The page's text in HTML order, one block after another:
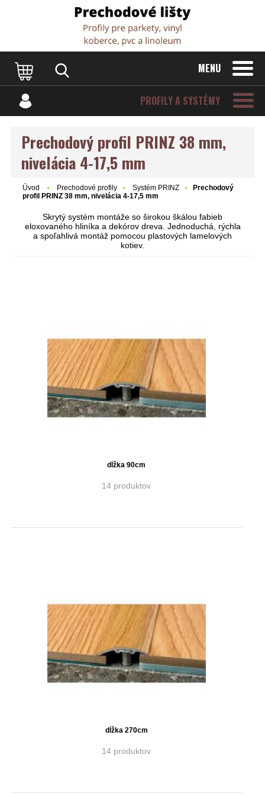
MENU
PROFILY A SYSTÉMY
Prechodový profil PRINZ 38 mm,
nivelácia 4-17,5 mm
Úvod Prechodové profily Systém PRINZ
Prechodový
profil PRINZ 38 mm, nivelácia 4-17,5 mm
Skrytý systém montáže so širokou škálou fabieb
eloxovaného hliníka a dekórov dreva. Jednoduchá, rýchla
a spoľahlivá montáž pomocou plastových lamelových
kotiev.
dĺžka 90cm
14 produktov
dĺžka 270cm
14 produktov
Dvere Podlahy